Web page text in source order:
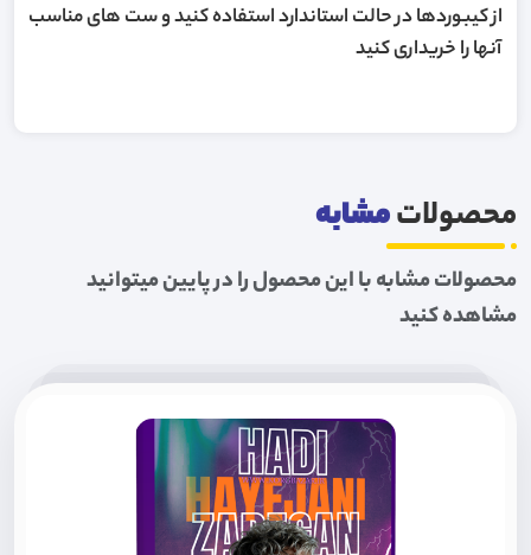
از کیبوردها در حالت استاندارد استفاده کنید و ست های مناسب
آنها را خریداری کنید
محصولاتمشابه
محصولات مشابه با این محصول را در پایین میتوانید
مشاهده کنید